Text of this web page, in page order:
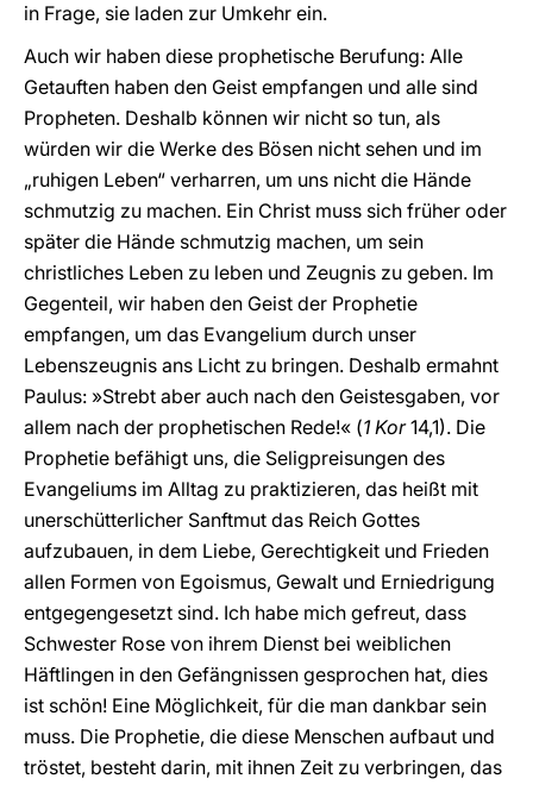
in Frage, sie laden zur Umkehr ein.
Auch wir haben diese prophetische Berufung: Alle
Getauften haben den Geist empfangen und alle sind
Propheten. Deshalb können wir nicht so tun, als
würden wir die Werke des Bösen nicht sehen und im
„ruhigen Leben“ verharren, um uns nicht die Hände
schmutzig zu machen. Ein Christ muss sich früher oder
später die Hände schmutzig machen, um sein
christliches Leben zu leben und Zeugnis zu geben. Im
Gegenteil, wir haben den Geist der Prophetie
empfangen, um das Evangelium durch unser
Lebenszeugnis ans Licht zu bringen. Deshalb ermahnt
Paulus: »Strebt aber auch nach den Geistesgaben, vor
allem nach der prophetischen Rede!« (1 Kor14,1). Die
Prophetie befähigt uns, die Seligpreisungen des
Evangeliums im Alltag zu praktizieren, das heißt mit
unerschütterlicher Sanftmut das Reich Gottes
aufzubauen, in dem Liebe, Gerechtigkeit und Frieden
allen Formen von Egoismus, Gewalt und Erniedrigung
entgegengesetzt sind. Ich habe mich gefreut, dass
Schwester Rose von ihrem Dienst bei weiblichen
Häftlingen in den Gefängnissen gesprochen hat, dies
ist schön! Eine Möglichkeit, für die man dankbar sein
muss. Die Prophetie, die diese Menschen aufbaut und
tröstet, besteht darin, mit ihnen Zeit zu verbringen, das